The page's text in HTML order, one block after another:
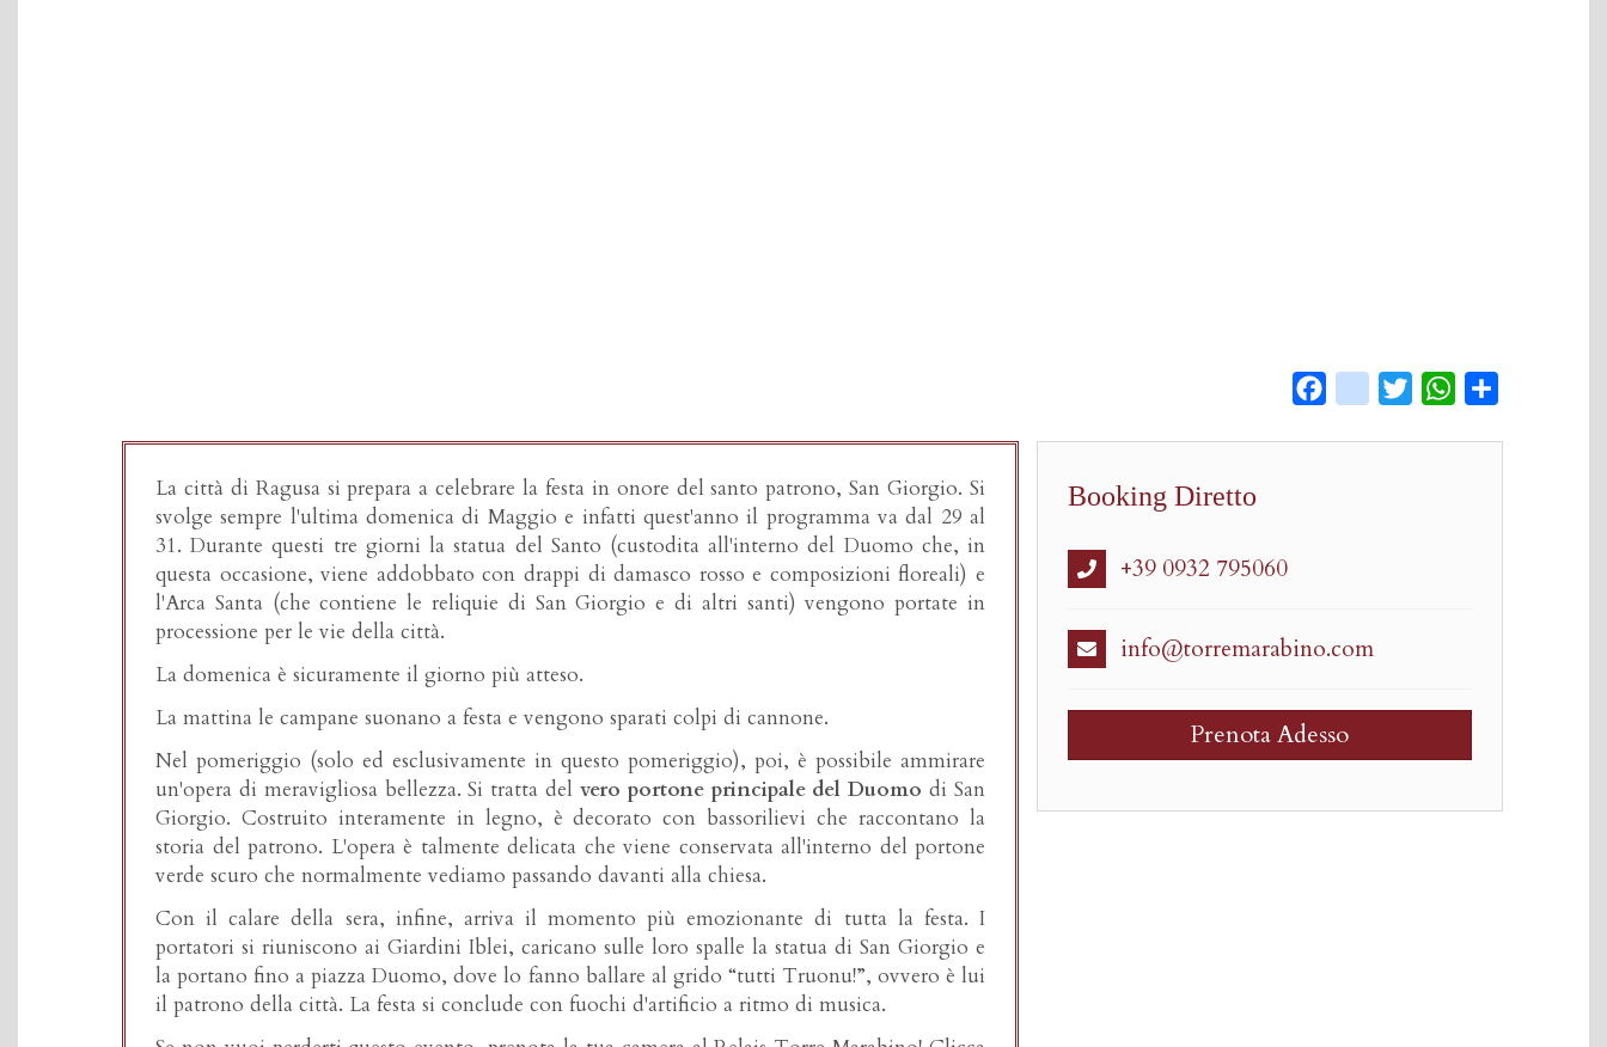
FacebookinstagramTwitterWhatsApp
La città di Ragusa si prepara a celebrare la festa in onore del santo patrono, San Giorgio. Si
svolge sempre l'ultima domenica di Maggio e infatti quest'anno il programma va dal 29 al
31. Durante questi tre giorni la statua del Santo (custodita all'interno del Duomo che, in
questa occasione, viene addobbato con drappi di damasco rosso e composizioni floreali) e
l'Arca Santa (che contiene le reliquie di San Giorgio e di altri santi) vengono portate in
processione per le vie della città.
La domenica è sicuramente il giorno più atteso.
La mattina le campane suonano a festa e vengono sparati colpi di cannone.
Nel pomeriggio (solo ed esclusivamente in questo pomeriggio), poi, è possibile ammirare
un'opera di meravigliosa bellezza. Si tratta del vero portone principale del Duomodi San
Giorgio. Costruito interamente in legno, è decorato con bassorilievi che raccontano la
storia del patrono. L'opera è talmente delicata che viene conservata all'interno del portone
verde scuro che normalmente vediamo passando davanti alla chiesa.
Con il calare della sera, infine, arriva il momento più emozionante di tutta la festa. I
portatori si riuniscono ai Giardini Iblei, caricano sulle loro spalle la statua di San Giorgio e
la portano fino a piazza Duomo, dove lo fanno ballare al grido “tutti Truonu!”, ovvero è lui
il patrono della città. La festa si conclude con fuochi d'artificio a ritmo di musica.
Booking Diretto
+39 0932 795060
info@torremarabino.com
Prenota Adesso